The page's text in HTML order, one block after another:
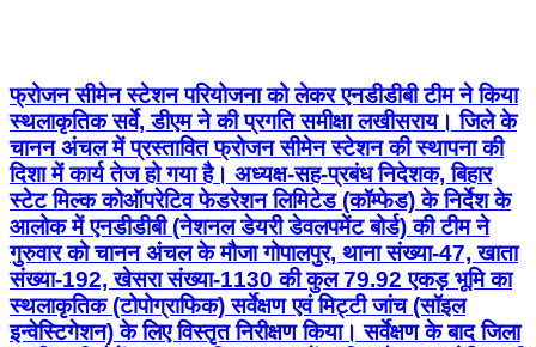
फ्रोजन सीमेन स्टेशन परियोजना को लेकर एनडीडीबी टीम ने किया
स्थलाकृतिक सर्वे, डीएम ने की प्रगति समीक्षा लखीसराय। जिले के
चानन अंचल में प्रस्तावित फ्रोजन सीमेन स्टेशन की स्थापना की
दिशा में कार्य तेज हो गया है। अध्यक्ष-सह-प्रबंध निदेशक, बिहार
स्टेट मिल्क कोऑपरेटिव फेडरेशन लिमिटेड (कॉम्फेड) के निर्देश के
आलोक में एनडीडीबी (नेशनल डेयरी डेवलपमेंट बोर्ड) की टीम ने
गुरुवार को चानन अंचल के मौजा गोपालपुर, थाना संख्या-47, खाता
संख्या-192, खेसरा संख्या-1130 की कुल 79.92 एकड़ भूमि का
स्थलाकृतिक (टोपोग्राफिक) सर्वेक्षण एवं मिट्टी जांच (सॉइल
इन्वेस्टिगेशन) के लिए विस्तृत निरीक्षण किया। सर्वेक्षण के बाद जिला